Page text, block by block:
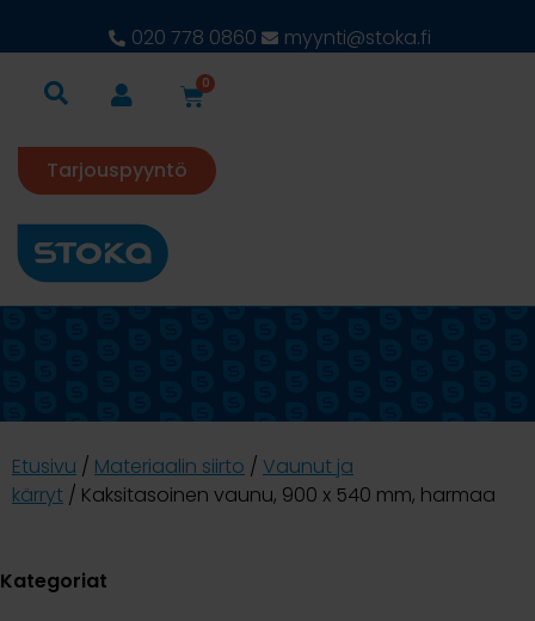
020 778 0860 myynti@stoka.fi
0
Tarjouspyyntö
Etusivu / Materiaalin siirto / Vaunut ja
kärryt / Kaksitasoinen vaunu, 900 x 540 mm, harmaa
Kategoriat